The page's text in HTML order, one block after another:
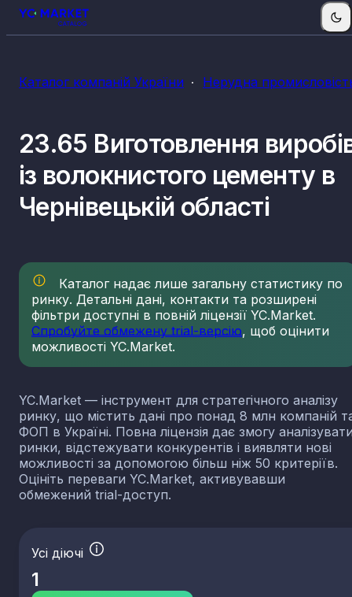
Каталог компаній України Нерудна
23.65 Виготовлення
із волокнистого цементу в
Чернівецькій області
Каталог надає лише загальну статистику по
ринку. Детальні дані, контакти та розширені
фільтри доступні в повній ліцензії YC.Market.
Спробуйте обмежену trial-версію, щоб оцінити
можливості YC.Market.
YC.Market — інструмент для стратегічного аналізу
ринку, що містить дані про понад 8 млн компаній
ФОП в Україні. Повна ліцензія дає змогу
ринки, відстежувати конкурентів і виявляти нові
можливості за допомогою більш ніж 50 критеріїв.
Оцініть переваги YC.Market, активувавши
обмежений trial-доступ.
Усі діючі
1